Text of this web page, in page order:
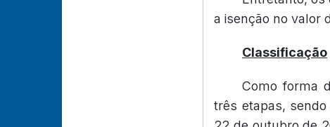
a isenção no valor
Classificação
Como forma
três etapas,